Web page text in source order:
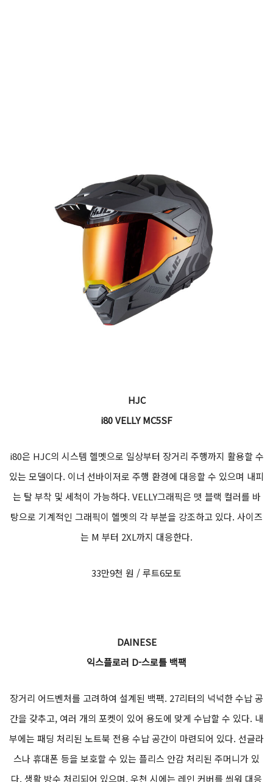
HJC
i80 VELLY MC5SF
i80은 HJC의 시스템 헬멧으로 일상부터 장거리 주행까지 활용할 수
있는 모델이다. 이너 선바이저로 주행 환경에 대응할 수 있으며 내피
는 탈 부착 및 세척이 가능하다. VELLY그래픽은 맷 블랙 컬러를 바
탕으로 기계적인 그래픽이 헬멧의 각 부분을 강조하고 있다. 사이즈
는 M 부터 2XL까지 대응한다.
33만9천 원 / 루트6모토
DAINESE
익스플로러 D-스로틀 백팩
장거리 어드벤처를 고려하여 설계된 백팩. 27리터의 넉넉한 수납 공
간을 갖추고, 여러 개의 포켓이 있어 용도에 맞게 수납할 수 있다. 내
부에는 패딩 처리된 노트북 전용 수납 공간이 마련되어 있다. 선글라
스나 휴대폰 등을 보호할 수 있는 플리스 안감 처리된 주머니가 있
다. 생활 방수 처리되어 있으며, 우천 시에는 레인 커버를 씌워 대응